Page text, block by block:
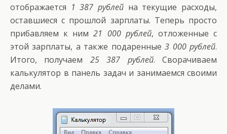
отображается 1 387 рублей на текущие расходы,
оставшиеся с прошлой зарплаты. Теперь просто
прибавляем к ним21 000 рублей, отложенные с
этой зарплаты, а также подаренные3 000 рублей.
Итого, получаем 25 387 рублей. Сворачиваем
калькулятор в панель задач и занимаемся своими
делами.